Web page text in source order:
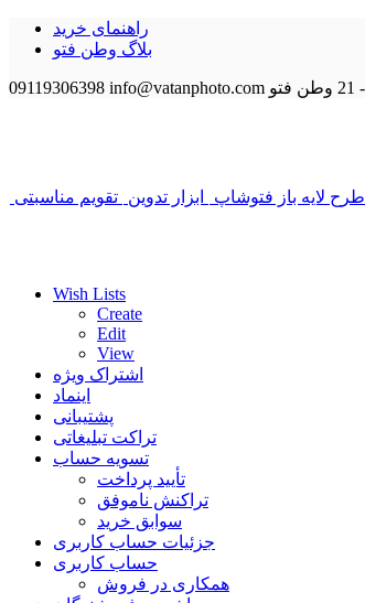
راهنمای خرید
بلاگ وطن فتو
09119306398 info@vatanphoto.com وطن فتو
طرح لایه باز فتوشاپ ابزار تدوین تقویم مناسبتی
Wish Lists
Create
Edit
View
اشتراک ویژه
اینماد
پشتیبانی
تراکت تبلیغاتی
تسویه حساب
تأیید پرداخت
تراکنش ناموفق
سوابق خرید
جزئیات حساب کاربری
حساب کاربری
همکاری در فروش